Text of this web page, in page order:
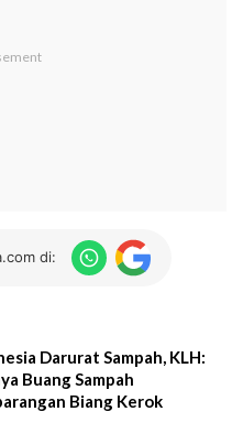
di:
Darurat Sampah, KLH:
Buang Sampah
Biang Kerok